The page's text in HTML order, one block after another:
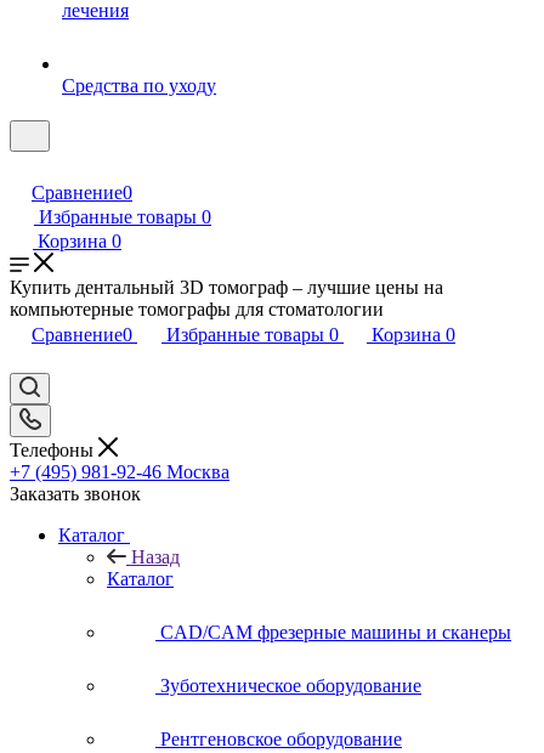
лечения
Средства по уходу
Сравнение0
Избранные товары 0
Корзина 0
Купить дентальный 3D томограф – лучшие цены на
компьютерные томографы для стоматологии
Сравнение0 Избранные товары 0 Корзина 0
Телефоны
+7 (495) 981-92-46 Москва
Заказать звонок
Каталог
Назад
Каталог
CAD/CAM фрезерные машины и сканеры
Зуботехническое оборудование
Рентгеновское оборудование